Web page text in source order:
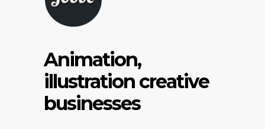
Animation,
illustration creative
businesses